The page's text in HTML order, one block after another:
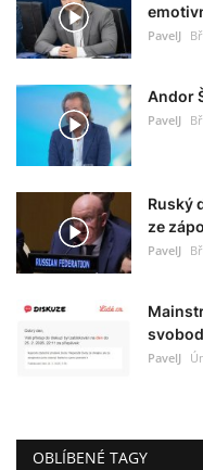
PavelJ
Andor
PavelJ
Ruský
ze
PavelJ
PavelJ
OBLÍBENÉ TAGY